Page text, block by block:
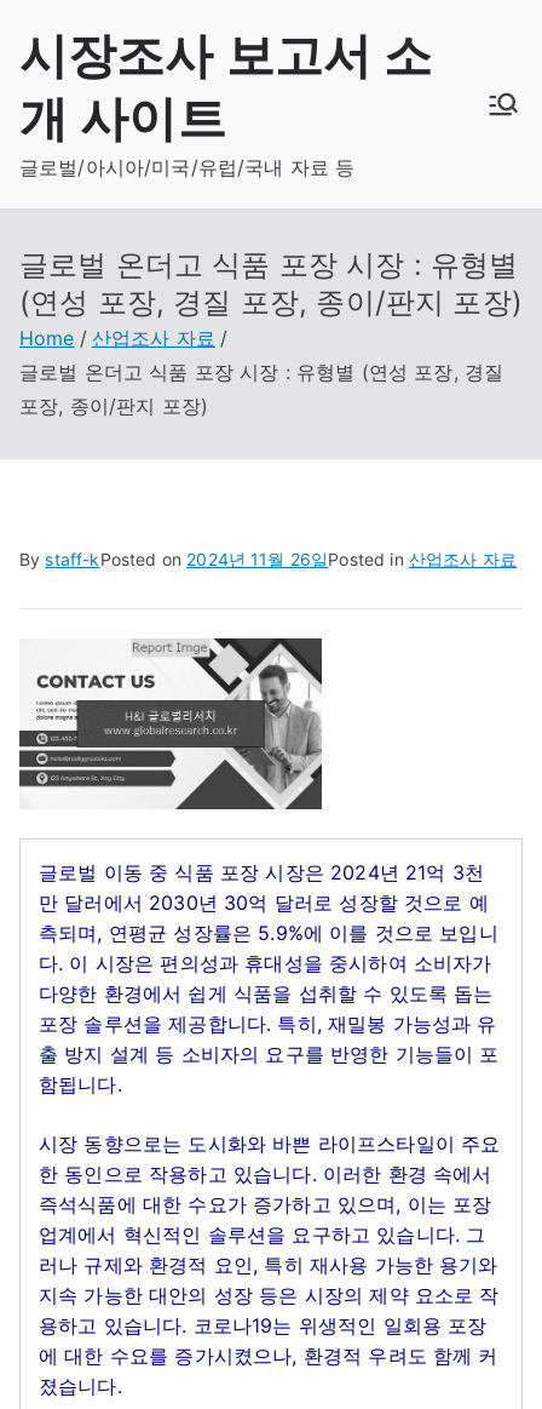
content
시장조사 보고서 소
개 사이트
글로벌/아시아/미국/유럽/국내 자료 등
글로벌 온더고 식품 포장 시장 : 유형별
(연성 포장, 경질 포장, 종이/판지 포장)
Home
산업조사 자료
글로벌 온더고 식품 포장 시장 : 유형별 (연성 포장, 경질
포장, 종이/판지 포장)
Bystaff-kPosted on 2024년 11월 26일Posted in 산업조사 자료
글로벌 이동 중 식품 포장 시장은 2024년 21억 3천
만 달러에서 2030년 30억 달러로 성장할 것으로 예
측되며, 연평균 성장률은 5.9%에 이를 것으로 보입니
다. 이 시장은 편의성과 휴대성을 중시하여 소비자가
다양한 환경에서 쉽게 식품을 섭취할 수 있도록 돕는
포장 솔루션을 제공합니다. 특히, 재밀봉 가능성과 유
출 방지 설계 등 소비자의 요구를 반영한 기능들이 포
함됩니다.
시장 동향으로는 도시화와 바쁜 라이프스타일이 주요
한 동인으로 작용하고 있습니다. 이러한 환경 속에서
즉석식품에 대한 수요가 증가하고 있으며, 이는 포장
업계에서 혁신적인 솔루션을 요구하고 있습니다. 그
러나 규제와 환경적 요인, 특히 재사용 가능한 용기와
지속 가능한 대안의 성장 등은 시장의 제약 요소로 작
용하고 있습니다. 코로나19는 위생적인 일회용 포장
에 대한 수요를 증가시켰으나, 환경적 우려도 함께 커
졌습니다.